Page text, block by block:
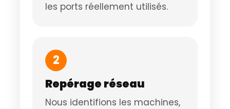
les ports réellement utilisés.
2
Repérage réseau
Nous identifions les machines,